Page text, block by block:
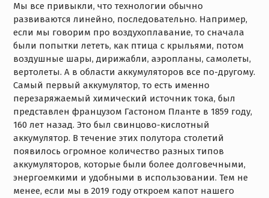
Мы все привыкли, что технологии обычно
развиваются линейно, последовательно. Например,
если мы говорим про воздухоплавание, то сначала
были попытки лететь, как птица с крыльями, потом
воздушные шары, дирижабли, аэропланы, самолеты,
вертолеты. А в области аккумуляторов все по-другому.
Самый первый аккумулятор, то есть именно
перезаряжаемый химический источник тока, был
представлен французом Гастоном Планте в 1859 году,
160 лет назад. Это был свинцово-кислотный
аккумулятор. В течение этих полутора столетий
появилось огромное количество разных типов
аккумуляторов, которые были более долговечными,
энергоемкими и удобными в использовании. Тем не
менее, если мы в 2019 году откроем капот нашего